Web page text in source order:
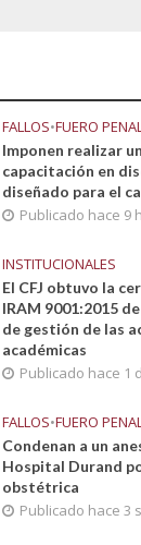
FALLOS•FUERO
Imponen realizar
capacitación en
diseñado para el
Publicado hace 9
INSTITUCIONALES
El CFJ obtuvo la
IRAM 9001:2015
de gestión de las
académicas
Publicado hace 1
FALLOS•FUERO
Condenan a un
Hospital Durand
obstétrica
Publicado hace 3